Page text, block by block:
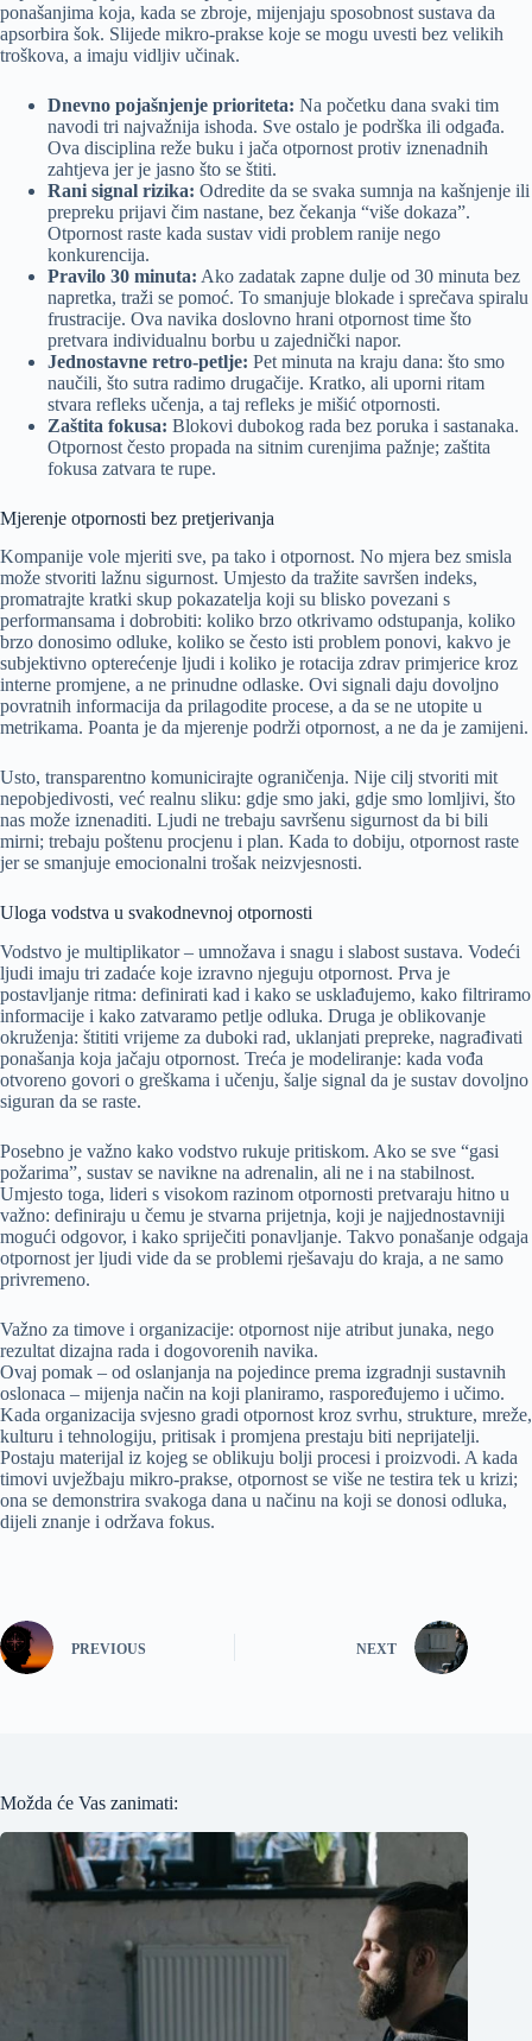
ponašanjima koja, kada se zbroje, mijenjaju sposobnost sustava da
apsorbira šok. Slijede mikro-prakse koje se mogu uvesti bez velikih
troškova, a imaju vidljiv učinak.
Dnevno pojašnjenje prioriteta: Na početku dana svaki tim
navodi tri najvažnija ishoda. Sve ostalo je podrška ili odgađa.
Ova disciplina reže buku i jača otpornost protiv iznenadnih
zahtjeva jer je jasno što se štiti.
Rani signal rizika: Odredite da se svaka sumnja na kašnjenje ili
prepreku prijavi čim nastane, bez čekanja “više dokaza”.
Otpornost raste kada sustav vidi problem ranije nego
konkurencija.
Pravilo 30 minuta: Ako zadatak zapne dulje od 30 minuta bez
napretka, traži se pomoć. To smanjuje blokade i sprečava spiralu
frustracije. Ova navika doslovno hrani otpornost time što
pretvara individualnu borbu u zajednički napor.
Jednostavne retro-petlje: Pet minuta na kraju dana: što smo
naučili, što sutra radimo drugačije. Kratko, ali uporni ritam
stvara refleks učenja, a taj refleks je mišić otpornosti.
Zaštita fokusa: Blokovi dubokog rada bez poruka i sastanaka.
Otpornost često propada na sitnim curenjima pažnje; zaštita
fokusa zatvara te rupe.
Mjerenje otpornosti bez pretjerivanja
Kompanije vole mjeriti sve, pa tako i otpornost. No mjera bez smisla
može stvoriti lažnu sigurnost. Umjesto da tražite savršen indeks,
promatrajte kratki skup pokazatelja koji su blisko povezani s
performansama i dobrobiti: koliko brzo otkrivamo odstupanja, koliko
brzo donosimo odluke, koliko se često isti problem ponovi, kakvo je
subjektivno opterećenje ljudi i koliko je rotacija zdrav primjerice kroz
interne promjene, a ne prinudne odlaske. Ovi signali daju dovoljno
povratnih informacija da prilagodite procese, a da se ne utopite u
metrikama. Poanta je da mjerenje podrži otpornost, a ne da je zamijeni.
Usto, transparentno komunicirajte ograničenja. Nije cilj stvoriti mit
nepobjedivosti, već realnu sliku: gdje smo jaki, gdje smo lomljivi, što
nas može iznenaditi. Ljudi ne trebaju savršenu sigurnost da bi bili
mirni; trebaju poštenu procjenu i plan. Kada to dobiju, otpornost raste
jer se smanjuje emocionalni trošak neizvjesnosti.
Uloga vodstva u svakodnevnoj otpornosti
Vodstvo je multiplikator – umnožava i snagu i slabost sustava. Vodeći
ljudi imaju tri zadaće koje izravno njeguju otpornost. Prva je
postavljanje ritma: definirati kad i kako se usklađujemo, kako filtriramo
informacije i kako zatvaramo petlje odluka. Druga je oblikovanje
okruženja: štititi vrijeme za duboki rad, uklanjati prepreke, nagrađivati
ponašanja koja jačaju otpornost. Treća je modeliranje: kada vođa
otvoreno govori o greškama i učenju, šalje signal da je sustav dovoljno
siguran da se raste.
Posebno je važno kako vodstvo rukuje pritiskom. Ako se sve “gasi
požarima”, sustav se navikne na adrenalin, ali ne i na stabilnost.
Umjesto toga, lideri s visokom razinom otpornosti pretvaraju hitno u
važno: definiraju u čemu je stvarna prijetnja, koji je najjednostavniji
mogući odgovor, i kako spriječiti ponavljanje. Takvo ponašanje odgaja
otpornost jer ljudi vide da se problemi rješavaju do kraja, a ne samo
privremeno.
Važno za timove i organizacije: otpornost nije atribut junaka, nego
rezultat dizajna rada i dogovorenih navika.
Ovaj pomak – od oslanjanja na pojedince prema izgradnji sustavnih
oslonaca – mijenja način na koji planiramo, raspoređujemo i učimo.
Kada organizacija svjesno gradi otpornost kroz svrhu, strukture, mreže,
kulturu i tehnologiju, pritisak i promjena prestaju biti neprijatelji.
Postaju materijal iz kojeg se oblikuju bolji procesi i proizvodi. A kada
timovi uvježbaju mikro-prakse, otpornost se više ne testira tek u krizi;
ona se demonstrira svakoga dana u načinu na koji se donosi odluka,
dijeli znanje i održava fokus.
PREVIOUS NEXT
Možda će Vas zanimati: